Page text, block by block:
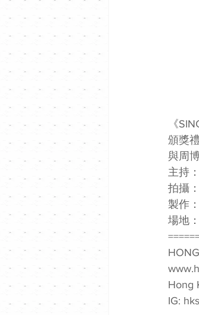
《
頒獎
與周
主持
拍攝
製作
場地
Hong
IG: